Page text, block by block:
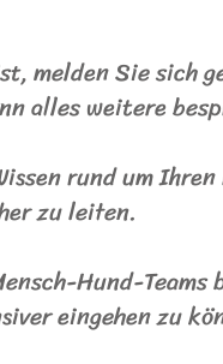
melden Sie sich
alles weitere
rund um
zu leiten.
Hund-Teams
eingehen zu